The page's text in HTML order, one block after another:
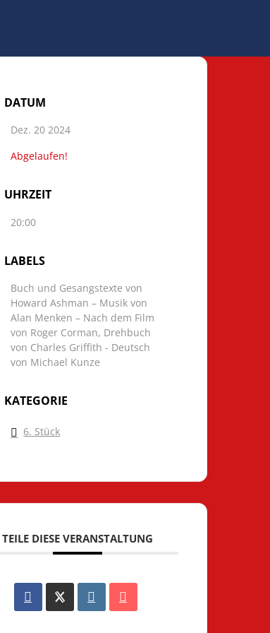
DATUM
Dez. 20 2024
Abgelaufen!
UHRZEIT
20:00
LABELS
Buch und Gesangstexte von
Howard Ashman – Musik von
Alan Menken – Nach dem Film
von Roger Corman, Drehbuch
von Charles Griffith - Deutsch
von Michael Kunze
KATEGORIE
6. Stück
TEILE DIESE VERANSTALTUNG